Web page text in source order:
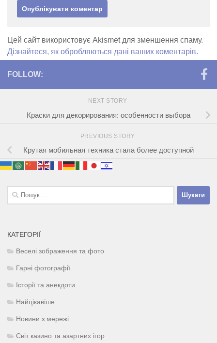
Цей сайт використовує Akismet для зменшення спаму.
Дізнайтеся, як обробляються дані ваших коментарів.
FOLLOW:
NEXT STORY
Краски для декорирования: особенности выбора
PREVIOUS STORY
Крутая мобильная техника стала более доступной
Пошук:
КАТЕГОРІЇ
Веселі зображення та фото
Гарні фотографії
Історії та анекдоти
Найцікавіше
Новини з мережі
Світ казино та азартних ігор